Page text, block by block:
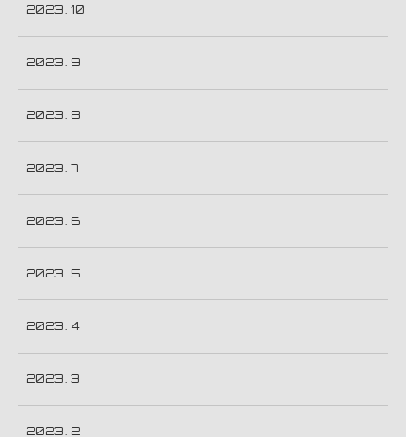
2023 . 10
2023 . 9
2023 . 8
2023 . 7
2023 . 6
2023 . 5
2023 . 4
2023 . 3
2023 . 2